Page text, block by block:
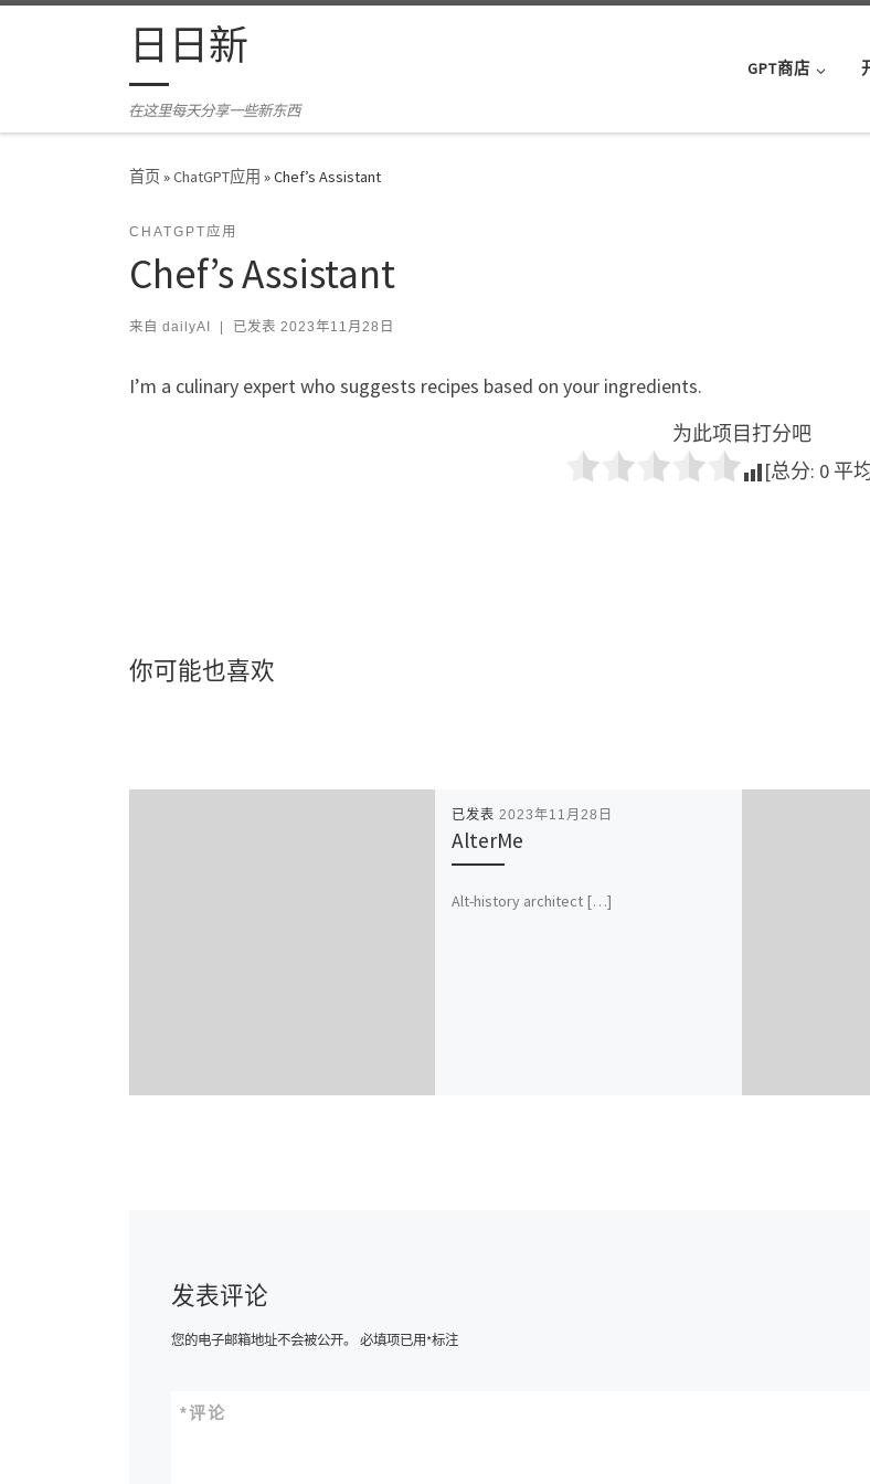
Skip to content日日新
在这里每天分享一些新东西
GPT商店
首页»ChatGPT应用 »Chef’s Assistant
CHATGPT应用
Chef’s Assistant
来自 dailyAI 已发表 2023年11月28日
I’m a culinary expert who suggests recipes based on your ingredients.
为此项目打分吧
[总分: 0 平
你可能也喜欢
已发表 2023年11月28日
AlterMe
Alt-history architect […]
发表评论
您的电子邮箱地址不会被公开。 必填项已用*标注
评论
*